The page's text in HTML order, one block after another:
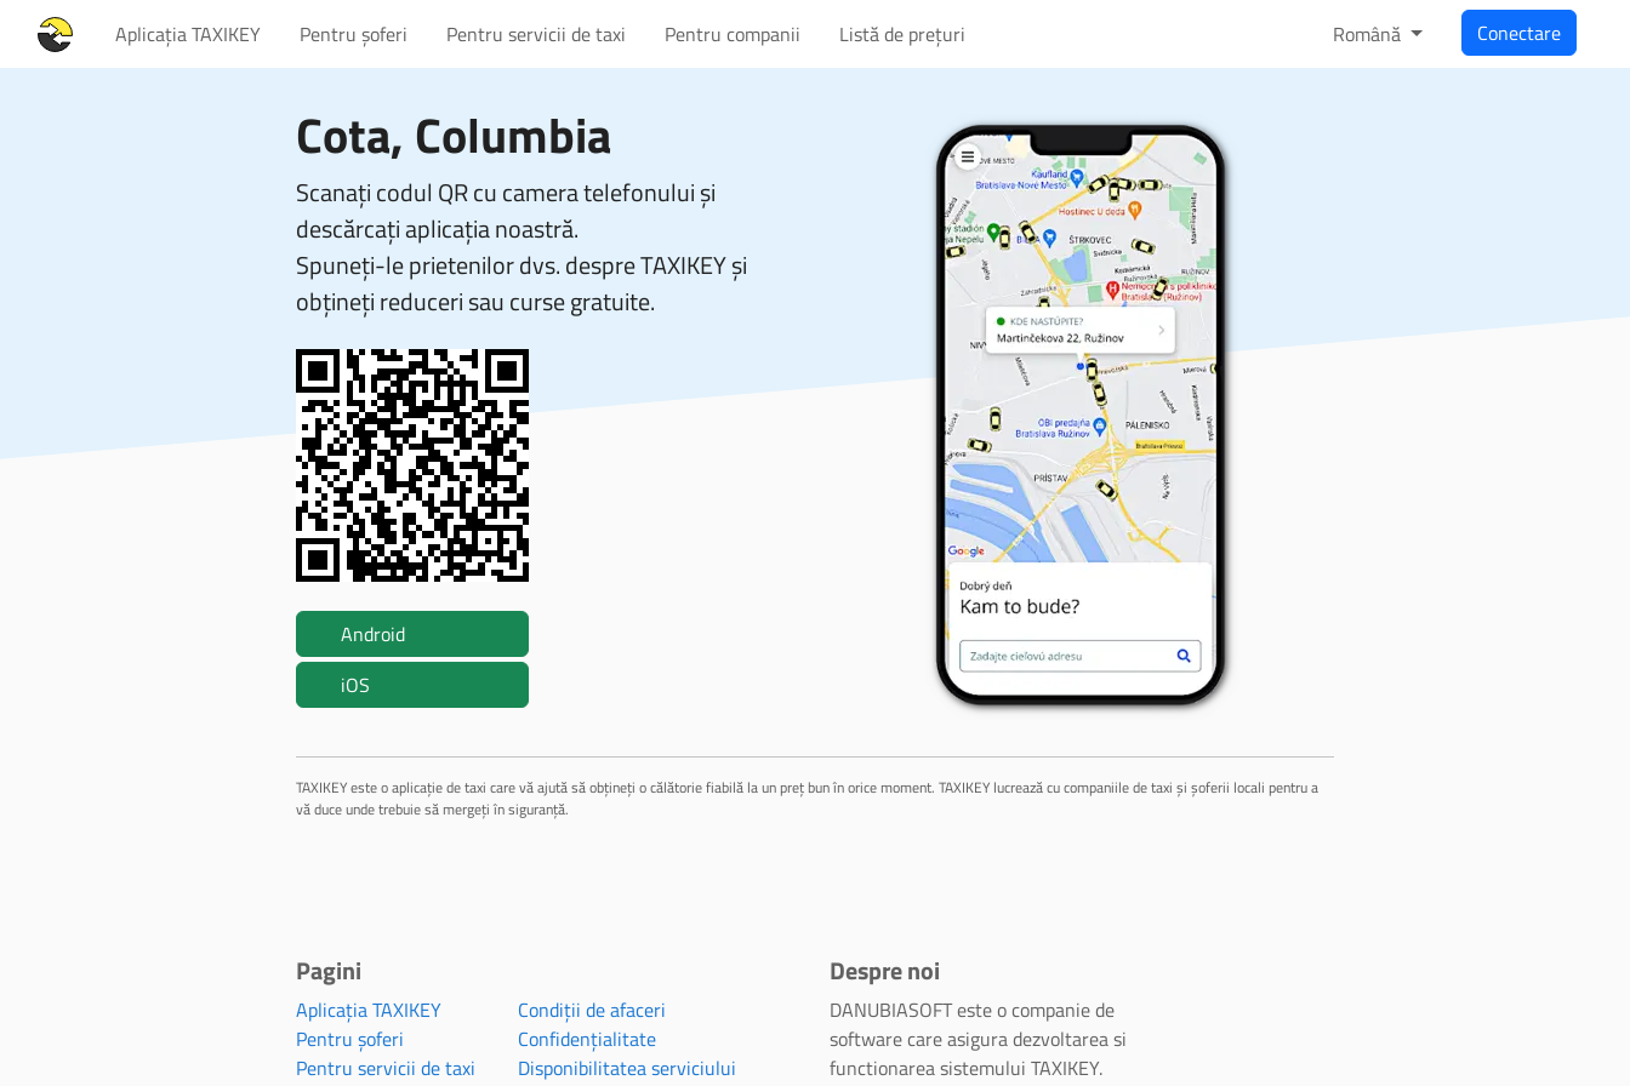
Aplicația TAXIKEY Pentru șoferi Pentru servicii de taxi Pentru companii Listă de prețuri Română Conectare
Cota, Columbia
Scanați codul QR cu camera telefonului și
descărcați aplicația noastră.
Spuneți-le prietenilor dvs. despre TAXIKEY și
obțineți reduceri sau curse gratuite.
Android
iOS
TAXIKEY este o aplicație de taxi care vă ajută să obțineți o călătorie fiabilă la un preț bun în orice moment. TAXIKEY lucrează cu companiile de taxi și șoferii locali pentru a
vă duce unde trebuie să mergeți în siguranță.
Pagini
Aplicația TAXIKEY
Pentru șoferi
Pentru servicii de taxi
Condiții de afaceri
Confidențialitate
Disponibilitatea serviciului
Despre noi
DANUBIASOFT este o companie de
software care asigura dezvoltarea si
functionarea sistemului TAXIKEY.